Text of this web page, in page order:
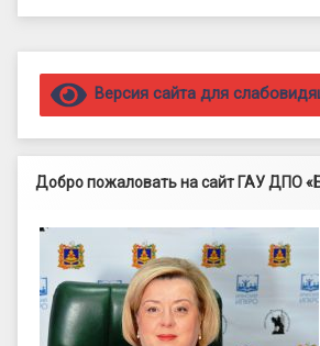
Правый сайдбар
Версия сайта для
Добро пожаловать на сайт ГАУ ДПО